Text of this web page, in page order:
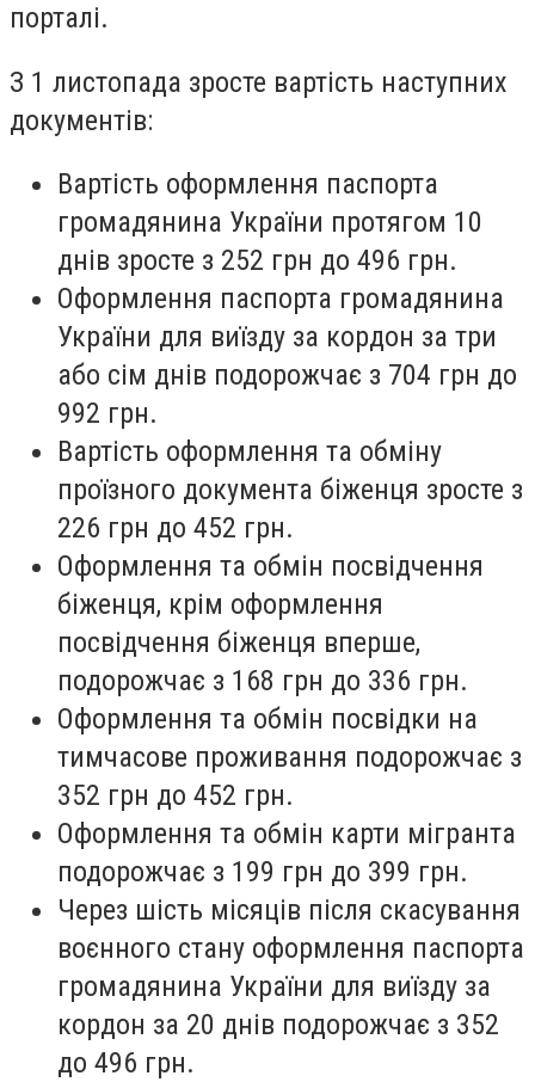
порталі.
З 1 листопада зросте вартість наступних
документів:
Вартість оформлення паспорта
громадянина України протягом 10
днів зросте з 252 грн до 496 грн.
Оформлення паспорта громадянина
України для виїзду за кордон за три
або сім днів подорожчає з 704 грн до
992 грн.
Вартість оформлення та обміну
проїзного документа біженця зросте з
226 грн до 452 грн.
Оформлення та обмін посвідчення
біженця, крім оформлення
посвідчення біженця вперше,
подорожчає з 168 грн до 336 грн.
Оформлення та обмін посвідки на
тимчасове проживання подорожчає з
352 грн до 452 грн.
Оформлення та обмін карти мігранта
подорожчає з 199 грн до 399 грн.
Через шість місяців після скасування
воєнного стану оформлення паспорта
громадянина України для виїзду за
кордон за 20 днів подорожчає з 352
до 496 грн.